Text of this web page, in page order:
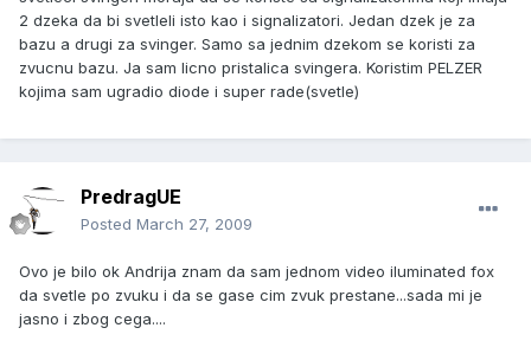
2 dzeka da bi svetleli isto kao i signalizatori. Jedan dzek je za
bazu a drugi za svinger. Samo sa jednim dzekom se koristi za
zvucnu bazu. Ja sam licno pristalica svingera. Koristim PELZER
kojima sam ugradio diode i super rade(svetle)
PredragUE
Posted March 27, 2009
Ovo je bilo ok Andrija znam da sam jednom video iluminated fox
da svetle po zvuku i da se gase cim zvuk prestane...sada mi je
jasno i zbog cega....